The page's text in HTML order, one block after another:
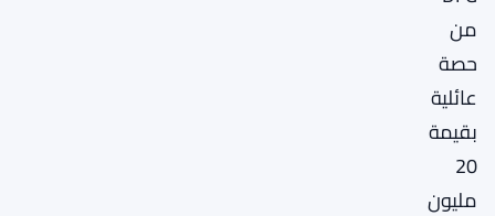
من
حصة
عائلية
بقيمة
20
مليون